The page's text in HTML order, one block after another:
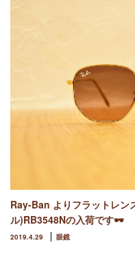
Ray-Ban よりフラットレン
ル)RB3548Nの入荷です🕶
2019.4.29 眼鏡